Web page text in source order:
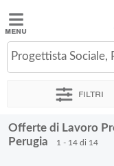
Jobbydoo
Offerte
Stipendi
Progettista Sociale,
Filtri
Offerte di Lavoro
Perugia
1 - 14 di 14